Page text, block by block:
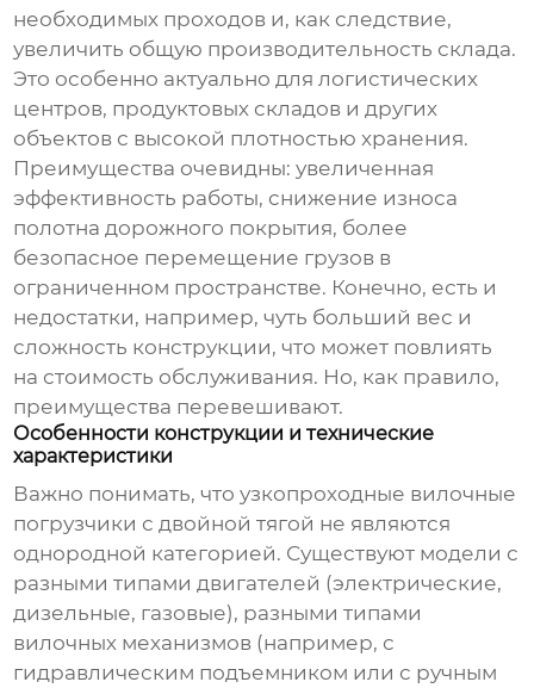
необходимых проходов и, как следствие,
увеличить общую производительность склада.
Это особенно актуально для логистических
центров, продуктовых складов и других
объектов с высокой плотностью хранения.
Преимущества очевидны: увеличенная
эффективность работы, снижение износа
полотна дорожного покрытия, более
безопасное перемещение грузов в
ограниченном пространстве. Конечно, есть и
недостатки, например, чуть больший вес и
сложность конструкции, что может повлиять
на стоимость обслуживания. Но, как правило,
преимущества перевешивают.
Особенности конструкции и технические
характеристики
Важно понимать, чтоузкопроходные вилочные
погрузчики с двойной тягой не являются
однородной категорией. Существуют модели с
разными типами двигателей (электрические,
дизельные, газовые), разными типами
вилочных механизмов (например, с
гидравлическим подъемником или с ручным